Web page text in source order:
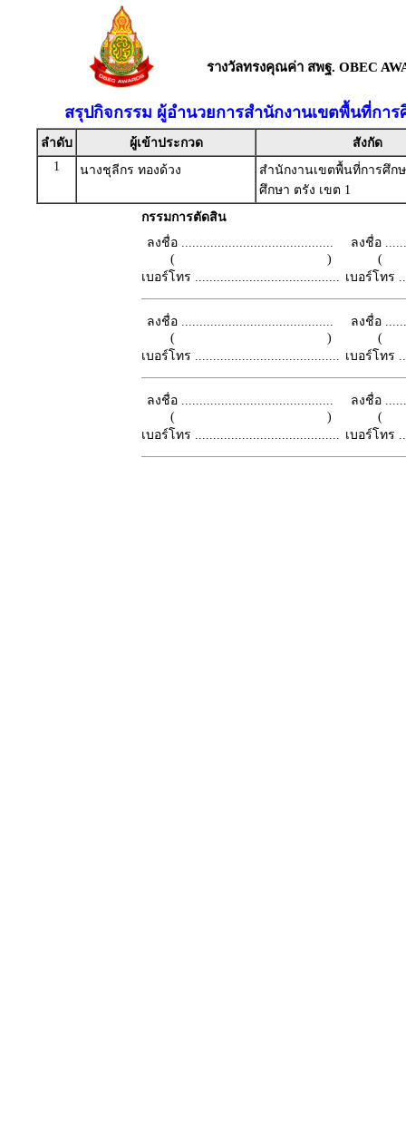
รางวัลทรงคุณค่า สพฐ. OBEC
สรุปกิจกรรม ผู้อำนวยการสำนักงานเขตพื้นที่กา
ลำดับ ผู้เข้าประกวด
สังกัด
1
นางชุลีกร ทองด้วง
สำนักงานเขตพื้นที่การศึก
ศึกษา ตรัง เขต 1
กรรมการตัดสิน
ลงชื่อ ..........................................
( )
เบอร์โทร ........................................
ลงชื่อ
เบอร์โทร
ลงชื่อ ..........................................
( )
เบอร์โทร ........................................
ลงชื่อ
เบอร์โทร
ลงชื่อ ..........................................
( )
เบอร์โทร ........................................
ลงชื่อ
เบอร์โทร